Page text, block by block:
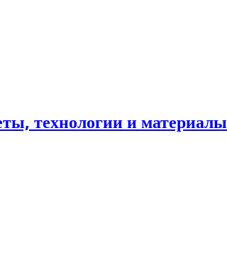
технологии и материалы